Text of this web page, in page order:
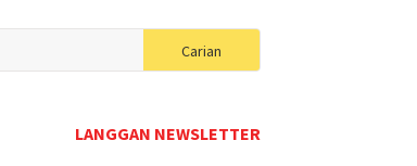
Carian
for:
LANGGAN NEWSLETTER